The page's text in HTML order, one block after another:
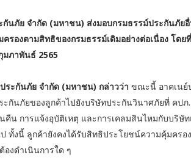
นภัย จำกัด (มหาชน) ส่งมอบกรมธรรม์ประกันภัย
องตามสิทธิของกรมธรรม์เดิมอย่างต่อเนื่อง โดย
มภาพันธ์ 2565
ะกันภัย จำกัด (มหาชน) กล่าวว่า ขณะนี้ อาคเนย์
กันภัยของลูกค้าไปยังบริษัทประกันวินาศภัยที่ คปภ
คืน การแจ้งอุบัติเหตุ และการเคลมสินไหมกับบริษั
ทั้งนี้ ลูกค้ายังคงได้รับสิทธิประโยชน์ความคุ้มครอ
องดำเนินการใด ๆ